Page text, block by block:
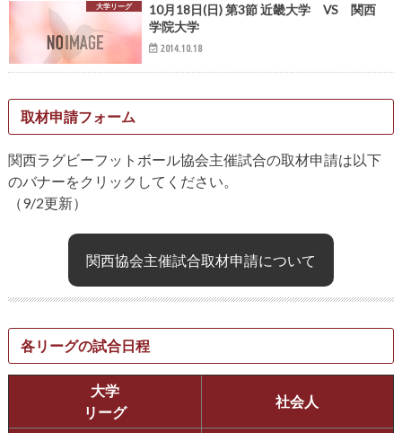
大学リーグ
10月18日(日) 第3節 近畿大学 VS 関西
学院大学
2014.10.18
取材申請フォーム
関西ラグビーフットボール協会主催試合の取材申請は以下
のバナーをクリックしてください。
（9/2更新）
関西協会主催試合取材申請について
各リーグの試合日程
大学
リーグ
社会人